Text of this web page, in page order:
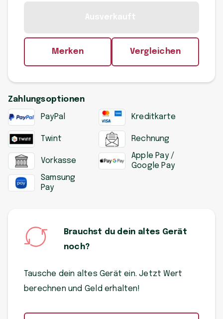
Merken Vergleichen
Zahlungsoptionen
PayPal Kreditkarte
Twint Rechnung
Vorkasse
Apple Pay /
Google Pay
Samsung
Pay
Brauchst du dein altes Gerät
noch?
Tausche dein altes Gerät ein. Jetzt Wert
berechnen und Geld erhalten!